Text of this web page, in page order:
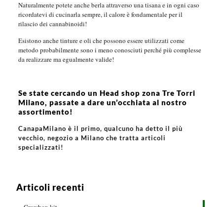
Naturalmente potete anche berla attraverso una tisana e in ogni caso
ricordatevi di cucinarla sempre, il calore è fondamentale per il
rilascio dei cannabinoidi!
Esistono anche tinture e oli che possono essere utilizzati come
metodo probabilmente sono i meno conosciuti perché più complesse
da realizzare ma egualmente valide!
Se state cercando un Head shop zona Tre Torri
Milano, passate a dare un’occhiata al nostro
assortimento!
CanapaMilano è il primo, qualcuno ha detto il più
vecchio, negozio a Milano che tratta articoli
specializzati!
Articoli recenti